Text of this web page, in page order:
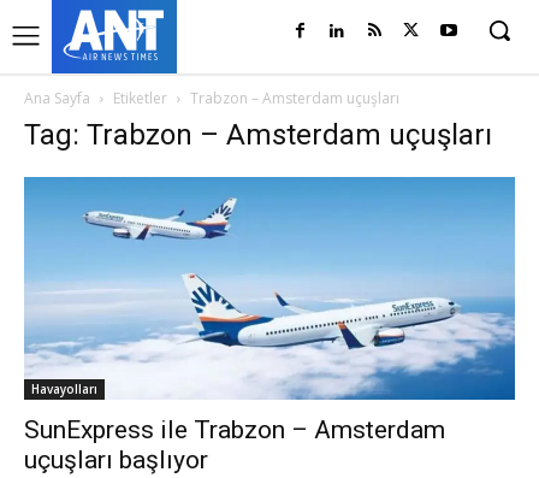
Ana Sayfa Etiketler Trabzon – Amsterdam uçuşları
Tag: Trabzon – Amsterdam uçuşları
Havayolları
SunExpress ile Trabzon – Amsterdam
uçuşları başlıyor